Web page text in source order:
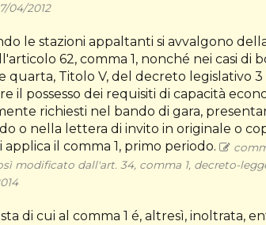
04/2012
le stazioni appaltanti si avvalgono
62, comma 1, nonché nei casi di
quarta, Titolo V, del decreto legislativo
il possesso dei requisiti di capacità
richiesti nel bando di gara,
o nella lettera di invito in originale o
applica il comma 1, primo periodo.
modificato dall'art. 34, comma 1, decreto-
di cui al comma 1 é, altresì, inoltrata,